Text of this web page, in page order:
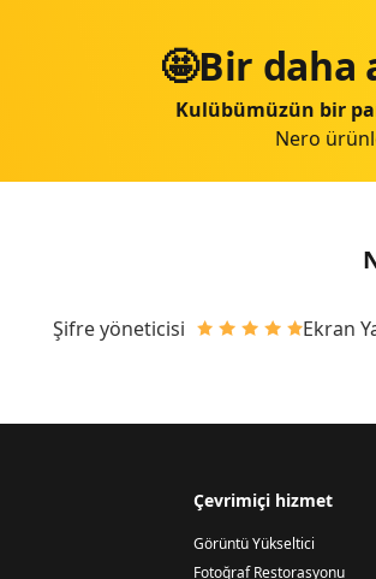
🤩Bir daha
Kulübümüzün bir
Nero
Şifre yöneticisi Ekran
Çevrimiçi hizmet
Görüntü Yükseltici
Fotoğraf Restorasyonu